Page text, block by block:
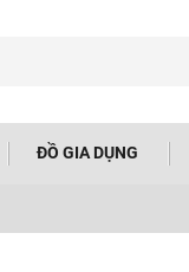
ĐỒ GIA DỤNG